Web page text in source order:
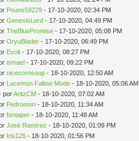
Pouns59229 - 17-10-2020, 02:34 PM
GenexisLord - 17-10-2020, 04:49 PM
TheBluePromise - 17-10-2020, 05:08 PM
OryuBlader - 17-10-2020, 06:49 PM
Evolt - 17-10-2020, 08:27 PM
ismael - 17-10-2020, 09:22 PM
nicecornsoup - 18-10-2020, 12:50 AM
Lucemon Fallow Mode - 18-10-2020, 05:06 AM
porAritzCM - 18-10-2020, 07:02 AM
Pedromon - 18-10-2020, 11:34 AM
fontaper - 18-10-2020, 11:48 AM
José Ramírez - 18-10-2020, 01:09 PM
Iris126 - 18-10-2020, 01:56 PM